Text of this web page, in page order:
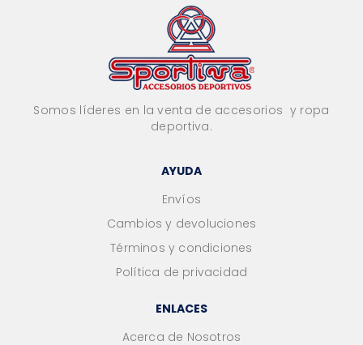
Somos líderes en la venta de accesorios y ropa
deportiva.
AYUDA
Envíos
Cambios y devoluciones
Términos y condiciones
Política de privacidad
ENLACES
Acerca de Nosotros